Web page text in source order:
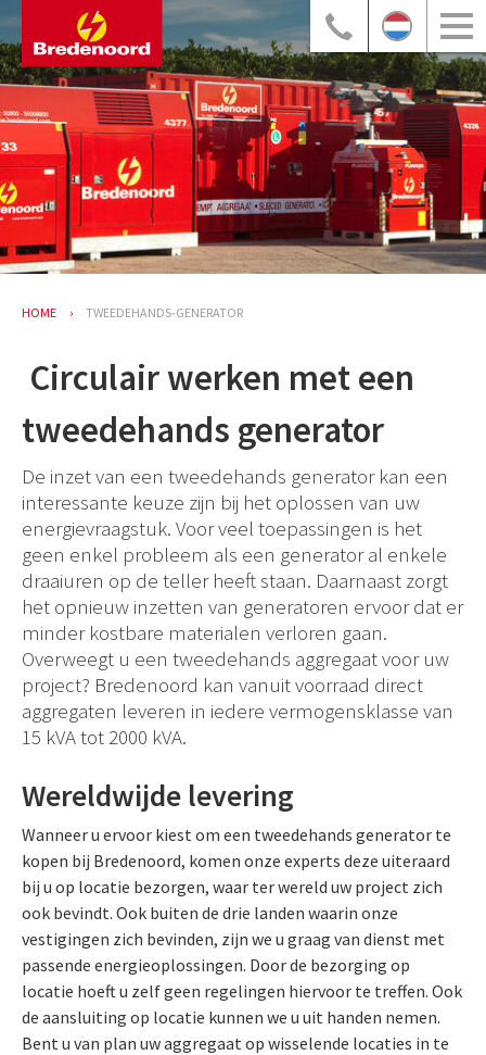
HOME TWEEDEHANDS-GENERATOR
​ Circulair werken met een
tweedehands generator
De inzet van een tweedehands generator kan een
interessante keuze zijn bij het oplossen van uw
energievraagstuk. Voor veel toepassingen is het
geen enkel probleem als een generator al enkele
draaiuren op de teller heeft staan. Daarnaast zorgt
het opnieuw inzetten van generatoren ervoor dat er
minder kostbare materialen verloren gaan.
Overweegt u een tweedehands aggregaat voor uw
project? Bredenoord kan vanuit voorraad direct
aggregaten leveren in iedere vermogensklasse van
15 kVA tot 2000 kVA.
Wereldwijde levering
Wanneer u ervoor kiest om een tweedehands generator te
kopen bij Bredenoord, komen onze experts deze uiteraard
bij u op locatie bezorgen, waar ter wereld uw project zich
ook bevindt. Ook buiten de drie landen waarin onze
vestigingen zich bevinden, zijn we u graag van dienst met
passende energieoplossingen. Door de bezorging op
locatie hoeft u zelf geen regelingen hiervoor te treffen. Ook
de aansluiting op locatie kunnen we u uit handen nemen.
Bent u van plan uw aggregaat op wisselende locaties in te